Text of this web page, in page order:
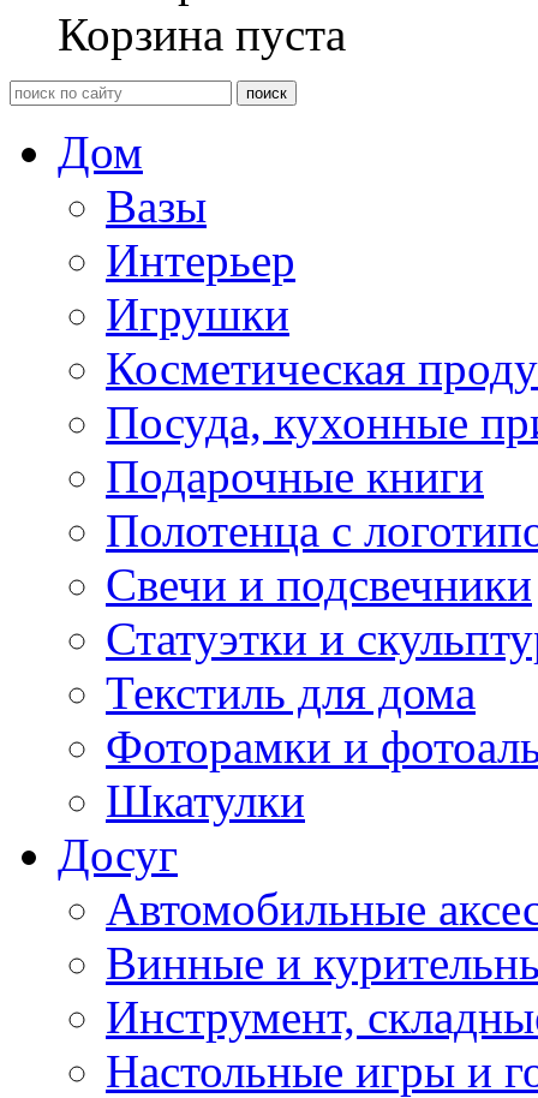
Корзина пуста
Дом
Вазы
Интерьер
Игрушки
Косметическая
Посуда, кухонные
Подарочные книги
Полотенца с
Свечи и подсвечники
Статуэтки и
Текстиль для дома
Фоторамки и
Шкатулки
Досуг
Автомобильные
Винные и
Инструмент,
Настольные игры и